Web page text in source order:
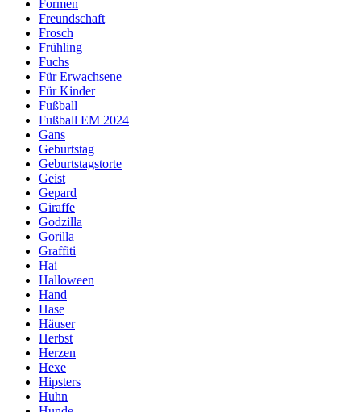
Formen
Freundschaft
Frosch
Frühling
Fuchs
Für Erwachsene
Für Kinder
Fußball
Fußball EM 2024
Gans
Geburtstag
Geburtstagstorte
Geist
Gepard
Giraffe
Godzilla
Gorilla
Graffiti
Hai
Halloween
Hand
Hase
Häuser
Herbst
Herzen
Hexe
Hipsters
Huhn